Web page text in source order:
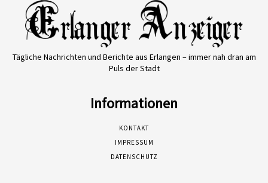
Tägliche Nachrichten und Berichte aus Erlangen – immer nah dran am
Puls der Stadt
Informationen
KONTAKT
IMPRESSUM
DATENSCHUTZ